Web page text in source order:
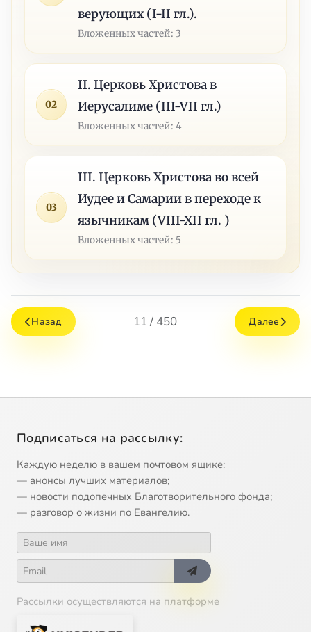
верующих (I-II гл.).
Вложенных частей: 3
02
II. Церковь Христова в
Иерусалиме (III-VII гл.)
Вложенных частей: 4
03
III. Церковь Христова во всей
Иудее и Самарии в переходе к
язычникам (VIII-XII гл. )
Вложенных частей: 5
Назад 11 / 450 Далее
Подписаться на рассылку:
Каждую неделю в вашем почтовом ящике:
— анонсы лучших материалов;
— новости подопечных Благотворительного фонда;
— разговор о жизни по Евангелию.
Рассылки осуществляются на платформе